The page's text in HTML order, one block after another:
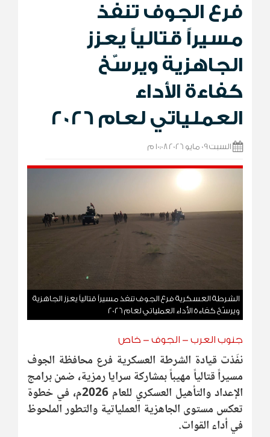
فرع الجوف تنفذ
مسيراً قتالياً يعزز
الجاهزية ويرسّخ
كفاءة الأداء
العملياتي لعام 2026
السبت 09 مايو 2026 10:08 م
الشرطة العسكرية فرع الجوف تنفذ مسيراً قتالياً يعزز الجاهزية
ويرسّخ كفاءة الأداء العملياتي لعام 2026
جنوب العرب - الجوف - خاص
نفّذت قيادة الشرطة العسكرية فرع محافظة الجوف
مسيراً قتالياً مهيباً بمشاركة سرايا رمزية، ضمن برامج
الإعداد والتأهيل العسكري للعام 2026م، في خطوة
تعكس مستوى الجاهزية العملياتية والتطور الملحوظ
في أداء القوات.